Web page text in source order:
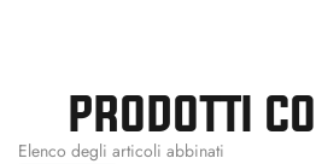
PRODOTTI
Elenco degli articoli abbinati